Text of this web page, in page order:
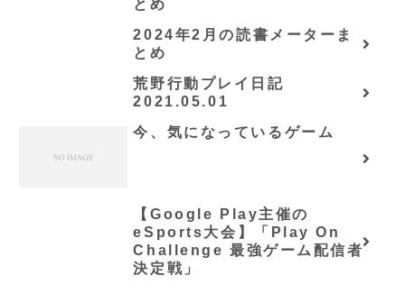
ノベルス） (グラスト
NOVELS)/可換環」シリーズ
全巻のあらすじ・感想
とめ
2024年2月の読書メーターま
とめ
荒野行動プレイ日記
2021.05.01
今、気になっているゲーム
【Google Play主催の
eSports大会】「Play On
Challenge 最強ゲーム配信者
決定戦」